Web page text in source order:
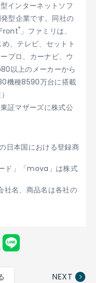
インターネットソフ
型企業です。同社の
®」ファミリは、
、テレビ、セットト
プロ、カーナビ、ウ
以上のメーカーから
機種8590万台に搭載
証マザーズに株式公
日本国における登録商
ド」「mova」は株式
社名、商品名は各社の
NEXT